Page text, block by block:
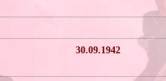
30.09.1942